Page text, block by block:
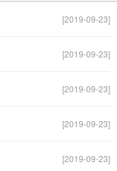
[2019-09-23]
[2019-09-23]
[2019-09-23]
[2019-09-23]
[2019-09-23]